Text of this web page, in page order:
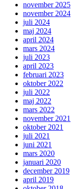
november 2025
november 2024
juli 2024
maj 2024
april 2024
mars 2024
juli 2023
april 2023
februari 2023
oktober 2022
juli 2022
maj 2022
mars 2022
november 2021
oktober 2021
juli 2021
juni 2021
mars 2020
januari 2020
december 2019
april 2019